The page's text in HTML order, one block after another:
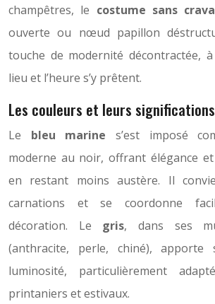
champêtres, le costume sans
ouverte ou nœud papillon
touche de modernité décontractée,
lieu et l’heure s’y prêtent.
Les couleurs et leurs significations
Le bleu marine s’est imposé
moderne au noir, offrant élégance
en restant moins austère. Il
carnations et se coordonne
décoration. Le gris, dans ses
(anthracite, perle, chiné), apporte
luminosité, particulièrement
printaniers et estivaux.